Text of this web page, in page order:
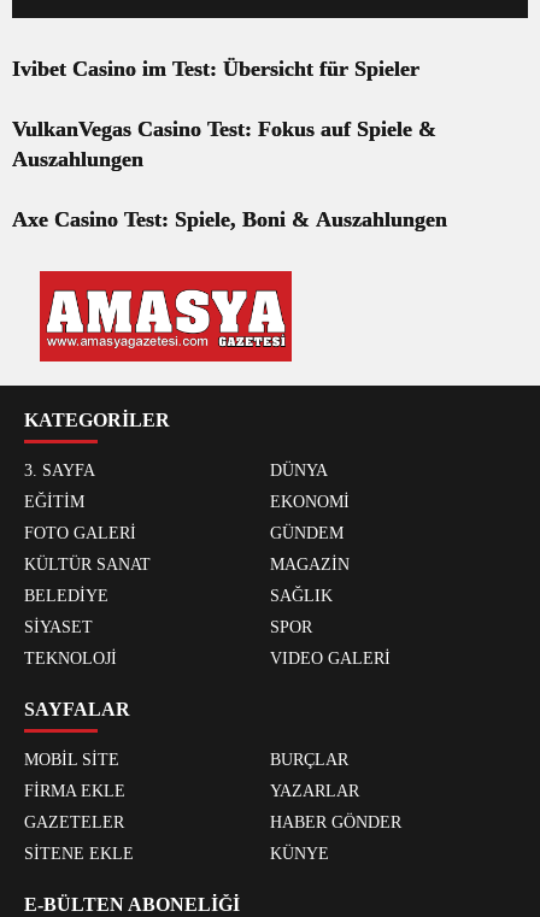
Ivibet Casino im Test: Übersicht für Spieler
VulkanVegas Casino Test: Fokus auf Spiele &
Auszahlungen
Axe Casino Test: Spiele, Boni & Auszahlungen
KATEGORİLER
3. SAYFA
DÜNYA
EĞİTİM
EKONOMİ
FOTO GALERİ
GÜNDEM
KÜLTÜR SANAT
MAGAZİN
BELEDİYE
SAĞLIK
SİYASET
SPOR
TEKNOLOJİ
VIDEO GALERİ
SAYFALAR
MOBİL SİTE
BURÇLAR
FİRMA EKLE
YAZARLAR
GAZETELER
HABER GÖNDER
SİTENE EKLE
KÜNYE
E-BÜLTEN ABONELİĞİ